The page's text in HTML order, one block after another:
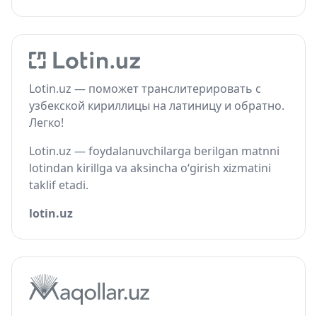
Lotin.uz — поможет транслитерировать с
узбекской кириллицы на латиницу и обратно.
Легко!
Lotin.uz — foydalanuvchilarga berilgan matnni
lotindan kirillga va aksincha o‘girish xizmatini
taklif etadi.
lotin.uz